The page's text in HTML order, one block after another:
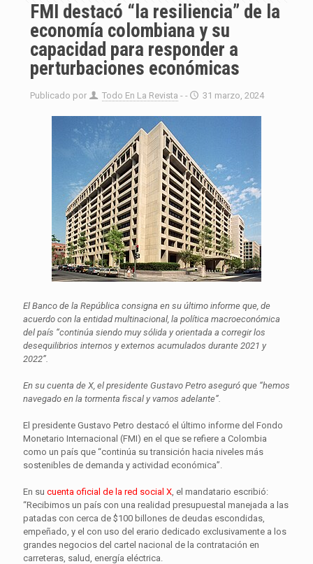
FMI destacó “la resiliencia” de la
economía colombiana y su
capacidad para responder a
perturbaciones económicas
Publicado por Todo En La Revista - - 31 marzo, 2024
El Banco de la República consigna en su último informe que, de
acuerdo con la entidad multinacional, la política macroeconómica
del país “continúa siendo muy sólida y orientada a corregir los
desequilibrios internos y externos acumulados durante 2021 y
2022”.
En su cuenta de X, el presidente Gustavo Petro aseguró que “hemos
navegado en la tormenta fiscal y vamos adelante”.
El presidente Gustavo Petro destacó el último informe del Fondo
Monetario Internacional (FMI) en el que se refiere a Colombia
como un país que “continúa su transición hacia niveles más
sostenibles de demanda y actividad económica”.
En su cuenta oficial de la red social X , el mandatario escribió:
“Recibimos un país con una realidad presupuestal manejada a las
patadas con cerca de $100 billones de deudas escondidas,
empeñado, y el con uso del erario dedicado exclusivamente a los
grandes negocios del cartel nacional de la contratación en
carreteras, salud, energía eléctrica.